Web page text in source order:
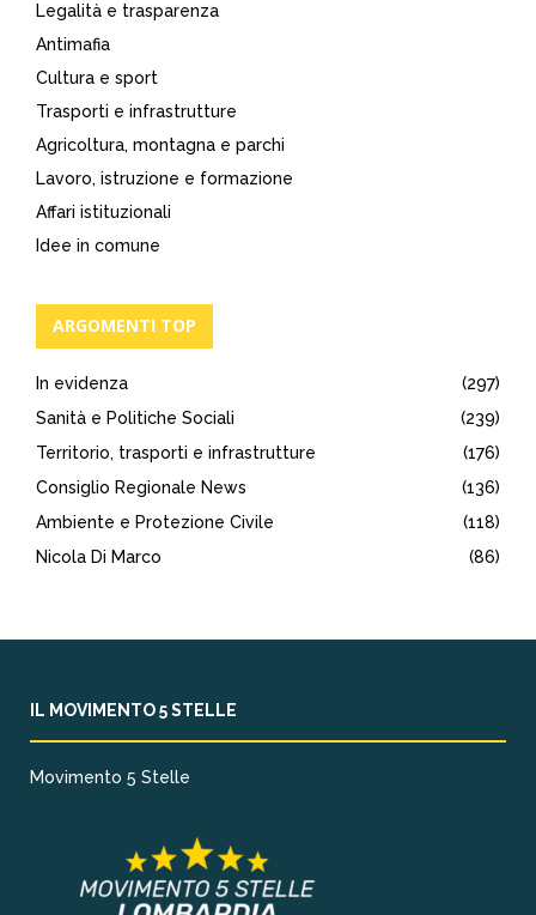
Legalità e trasparenza
Antimafia
Cultura e sport
Trasporti e infrastrutture
Agricoltura, montagna e parchi
Lavoro, istruzione e formazione
Affari istituzionali
Idee in comune
ARGOMENTI TOP
In evidenza
(297)
Sanità e Politiche Sociali
(239)
Territorio, trasporti e infrastrutture
(176)
Consiglio Regionale News
(136)
Ambiente e Protezione Civile
(118)
Nicola Di Marco
(86)
IL MOVIMENTO 5 STELLE
Movimento 5 Stelle